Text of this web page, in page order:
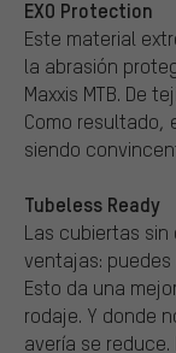
EXO Protection
Este material
la abrasión
Maxxis MTB. De
Como resultado,
siendo
Tubeless Ready
Las cubiertas
ventajas:
Esto da una
rodaje. Y donde
avería se